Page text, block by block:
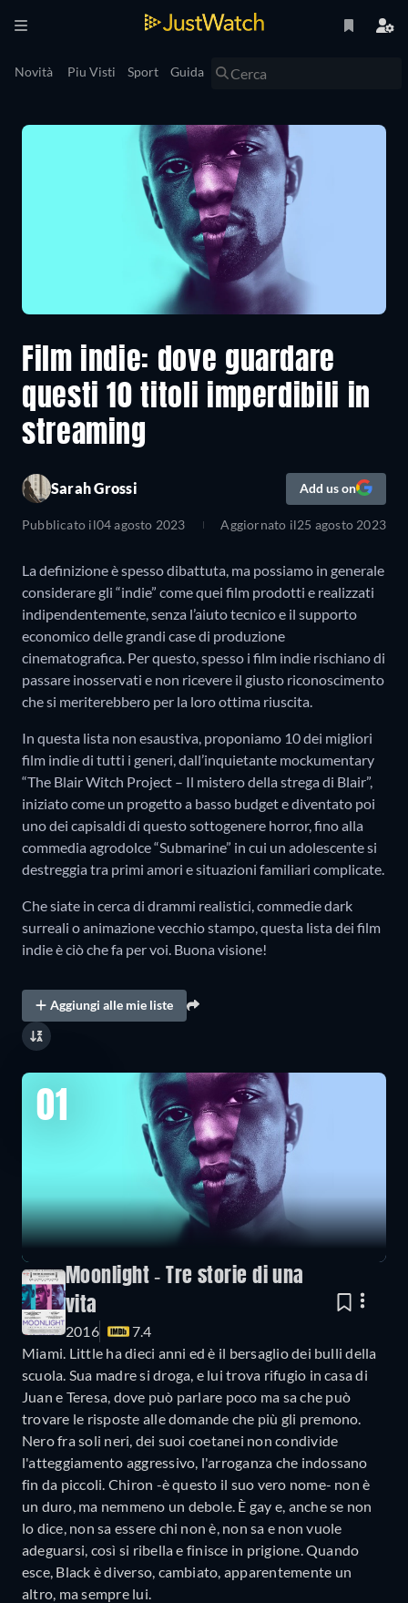
Novità Piu Visti Sport Guida
Film indie: dove guardare
questi 10 titoli imperdibili in
streaming
Sarah Grossi Add us on
Pubblicato il04 agosto 2023 Aggiornato il25 agosto 2023
La definizione è spesso dibattuta, ma possiamo in generale
considerare gli “indie” come quei film prodotti e realizzati
indipendentemente, senza l’aiuto tecnico e il supporto
economico delle grandi case di produzione
cinematografica. Per questo, spesso i film indie rischiano di
passare inosservati e non ricevere il giusto riconoscimento
che si meriterebbero per la loro ottima riuscita.
In questa lista non esaustiva, proponiamo 10 dei migliori
film indie di tutti i generi, dall’inquietante mockumentary
“The Blair Witch Project – Il mistero della strega di Blair”,
iniziato come un progetto a basso budget e diventato poi
uno dei capisaldi di questo sottogenere horror, fino alla
commedia agrodolce “Submarine” in cui un adolescente si
destreggia tra primi amori e situazioni familiari complicate.
Che siate in cerca di drammi realistici, commedie dark
surreali o animazione vecchio stampo, questa lista dei film
indie è ciò che fa per voi. Buona visione!
Aggiungi alle mie liste
01
Moonlight - Tre storie di una
vita
2016
7.4
Miami. Little ha dieci anni ed è il bersaglio dei bulli della
scuola. Sua madre si droga, e lui trova rifugio in casa di
Juan e Teresa, dove può parlare poco ma sa che può
trovare le risposte alle domande che più gli premono.
Nero fra soli neri, dei suoi coetanei non condivide
l'atteggiamento aggressivo, l'arroganza che indossano
fin da piccoli. Chiron -è questo il suo vero nome- non è
un duro, ma nemmeno un debole. È gay e, anche se non
lo dice, non sa essere chi non è, non sa e non vuole
adeguarsi, così si ribella e finisce in prigione. Quando
esce, Black è diverso, cambiato, apparentemente un
altro, ma sempre lui.